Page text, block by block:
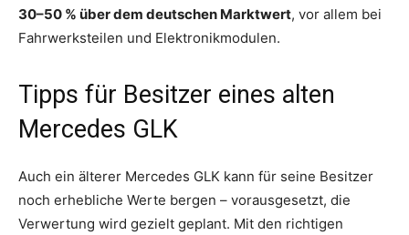
30–50 % über dem deutschen Marktwert, vor allem bei
Fahrwerksteilen und Elektronikmodulen.
Tipps für Besitzer eines alten
Mercedes GLK
Auch ein älterer Mercedes GLK kann für seine Besitzer
noch erhebliche Werte bergen – vorausgesetzt, die
Verwertung wird gezielt geplant. Mit den richtigen